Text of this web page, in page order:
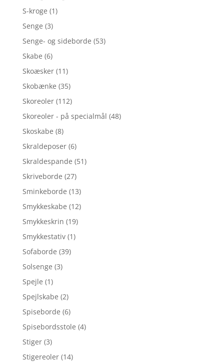
S-kroge (1)
Senge (3)
Senge- og sideborde (53)
Skabe (6)
Skoæsker (11)
Skobænke (35)
Skoreoler (112)
Skoreoler - på specialmål (48)
Skoskabe (8)
Skraldeposer (6)
Skraldespande (51)
Skriveborde (27)
Sminkeborde (13)
Smykkeskabe (12)
Smykkeskrin (19)
Smykkestativ (1)
Sofaborde (39)
Solsenge (3)
Spejle (1)
Spejlskabe (2)
Spiseborde (6)
Spisebordsstole (4)
Stiger (3)
Stigereoler (14)